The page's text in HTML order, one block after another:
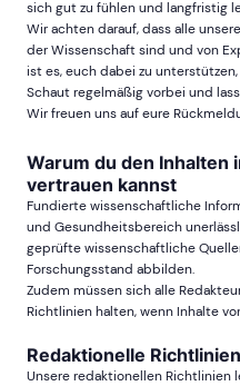
sich gut zu fühlen und langfristig
Wir achten darauf, dass alle
der Wissenschaft sind und von
ist es, euch dabei zu
Schaut regelmäßig vorbei und
Wir freuen uns auf eure
Warum du den Inhalten
vertrauen kannst
Fundierte wissenschaftliche
und Gesundheitsbereich
geprüfte wissenschaftliche
Forschungsstand abbilden.
Zudem müssen sich alle
Richtlinien halten, wenn Inhalte
Redaktionelle Richtlinien
Unsere redaktionellen Richtlinien